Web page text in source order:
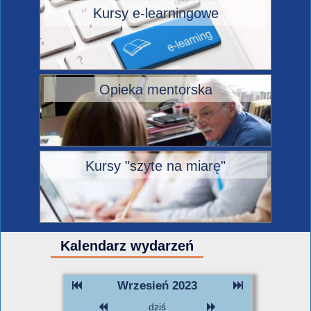
Kursy e-learningowe
Opieka mentorska
Kursy "szyte na miarę"
Kalendarz wydarzeń
Wrzesień 2023
dziś